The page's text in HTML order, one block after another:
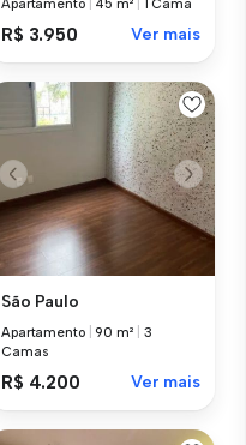
Apartamento 45 m² 1 Cama
R$ 3.950 Ver mais
São Paulo
Apartamento |90 m²
3
Camas
R$ 4.200 Ver mais